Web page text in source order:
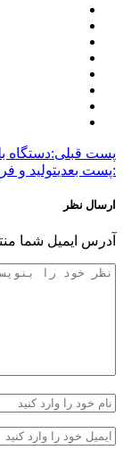
پست قبلی:دستگاه
:پست بعدیتولید و
ارسال نظر
آدرس ایمیل شما